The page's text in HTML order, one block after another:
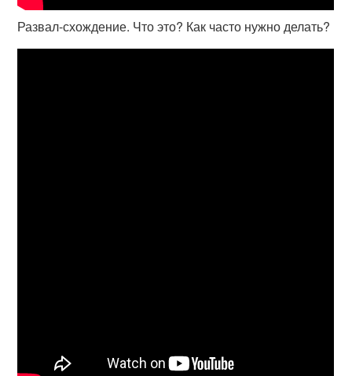
Развал-схождение. Что это? Как часто нужно делать?